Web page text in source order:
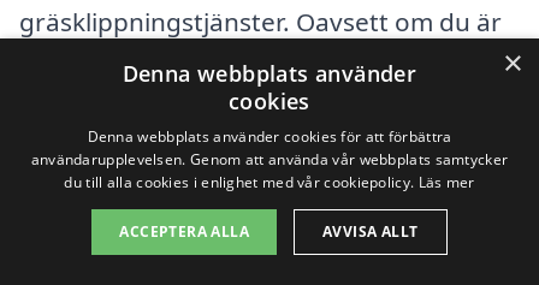
gräsklippningstjänster. Oavsett om du är
bosatt i Källhagen eller i en av de många
kringliggande städerna, så är det viktigt
att välja rätt firma för att säkerställa att
din trädgård ser ut som du vill.
×
Denna webbplats använder
cookies
Denna webbplats använder cookies för att förbättra
användarupplevelsen. Genom att använda vår webbplats samtycker
du till alla cookies i enlighet med vår cookiepolicy. Läs mer
ACCEPTERA ALLA AVVISA ALLT